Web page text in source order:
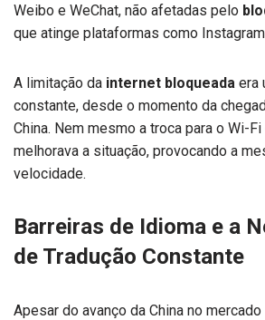
Weibo e WeChat, não afetadas pelo
que atinge plataformas como Instagram
A limitação da internet bloqueada era
constante, desde o momento da
China. Nem mesmo a troca para o Wi-
melhorava a situação, provocando a
velocidade.
Barreiras de Idioma e a
de Tradução Constante
Apesar do avanço da China no